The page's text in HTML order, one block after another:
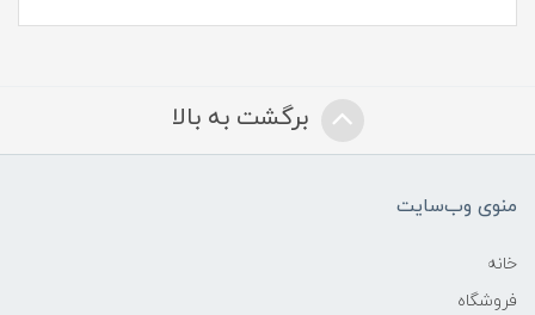
برگشت به بالا
منوی وب‌سایت
خانه
فروشگاه